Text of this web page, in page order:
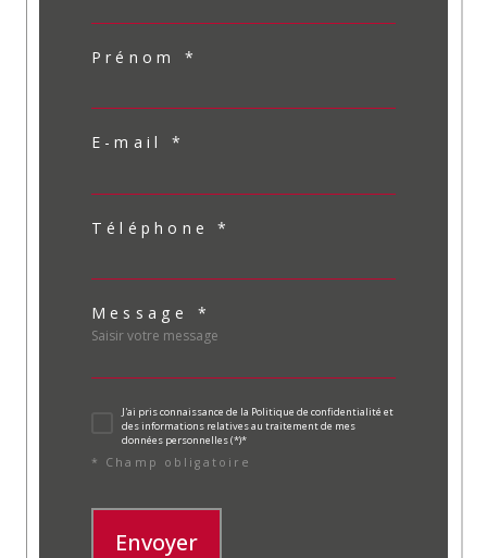
Prénom *
E-mail *
Téléphone *
Message *
J'ai pris connaissance de la Politique de confidentialité et
des informations relatives au traitement de mes
données personnelles (*)*
* Champ obligatoire
Envoyer